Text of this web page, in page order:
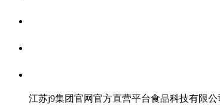
江苏j9集团官网官方直营平台食品科技有限